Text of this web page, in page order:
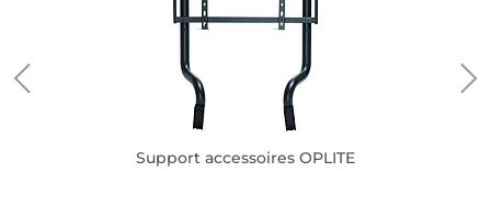
Support accessoires OPLITE